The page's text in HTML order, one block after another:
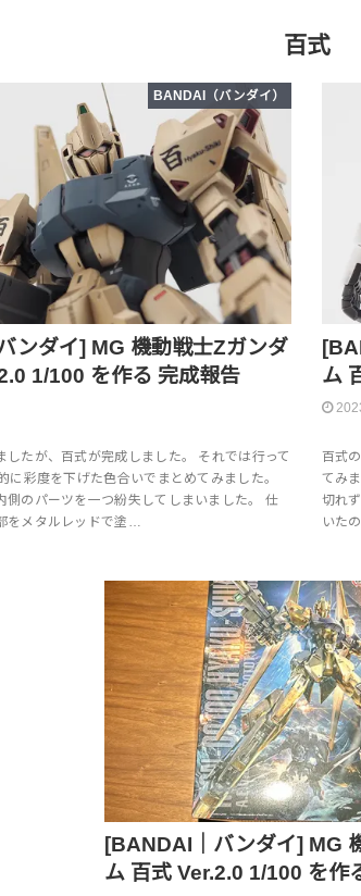
百式
BANDAI（バンダイ）
ンダイ] MG 機動戦士Ζガンダ
1/100 を作る 完成報告
したが、百式が完成しました。 それでは行って
に彩度を下げた色合いでまとめてみました。
側のパーツを一つ紛失してしまいました。 仕
をメタルレッドで塗…
ム
百式
てみ
切れ
いた
[BANDAI｜バンダイ] MG
ム 百式 Ver.2.0 1/100 を